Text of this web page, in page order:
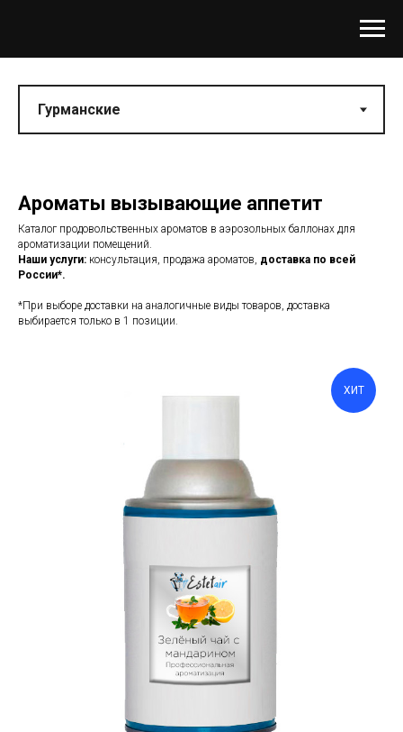
Ароматы вызывающие аппетит
Каталог продовольственных ароматов в аэрозольных баллонах для
ароматизации помещений.
Наши услуги: консультация, продажа ароматов, доставка по всей
России*.
*При выборе доставки на аналогичные виды товаров, доставка
выбирается только в 1 позиции.
ХИТ